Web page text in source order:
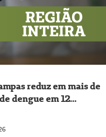
reduz em mais de
dengue em 12